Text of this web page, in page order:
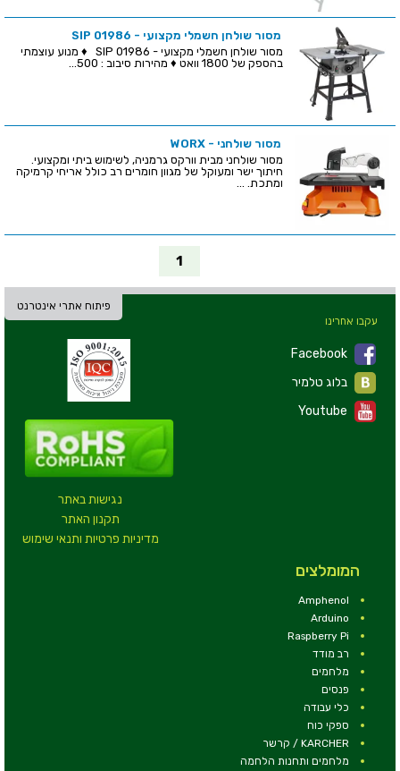
מסור שולחן חשמלי מקצועי - SIP 01986
מסור שולחן חשמלי מקצועי - SIP 01986 ♦ מנוע עוצמתי
בהספק של 1800 וואט ♦ מהירות סיבוב : 500...
מסור שולחני - WORX
מסור שולחני מבית וורקס גרמניה, לשימוש ביתי ומקצועי.
חיתוך ישר ומעוקל של מגוון חומרים רב כולל אריחי קרמיקה
ומתכת. ...
1
פיתוח אתרי אינטרנט
נגישות באתר
תקנון האתר
מדיניות פרטיות ותנאי שימוש
עקבו אחרינו
Facebook
Youtube
המומלצים
Amphenol
Arduino
Raspberry Pi
רב מודד
מלחמים
פנסים
כלי עבודה
ספקי כוח
KARCHER / קרשר
מלחמים ותחנות הלחמה